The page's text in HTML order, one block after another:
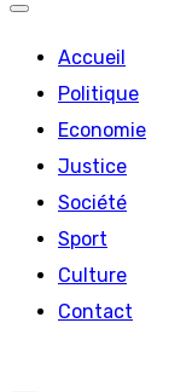
Accueil
Politique
Economie
Justice
Société
Sport
Culture
Contact